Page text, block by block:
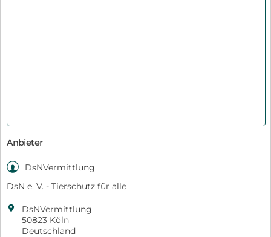
Anbieter

DsNVermittlung
DsN e. V. - Tierschutz für alle

DsNVermittlung
50823 Köln
Deutschland